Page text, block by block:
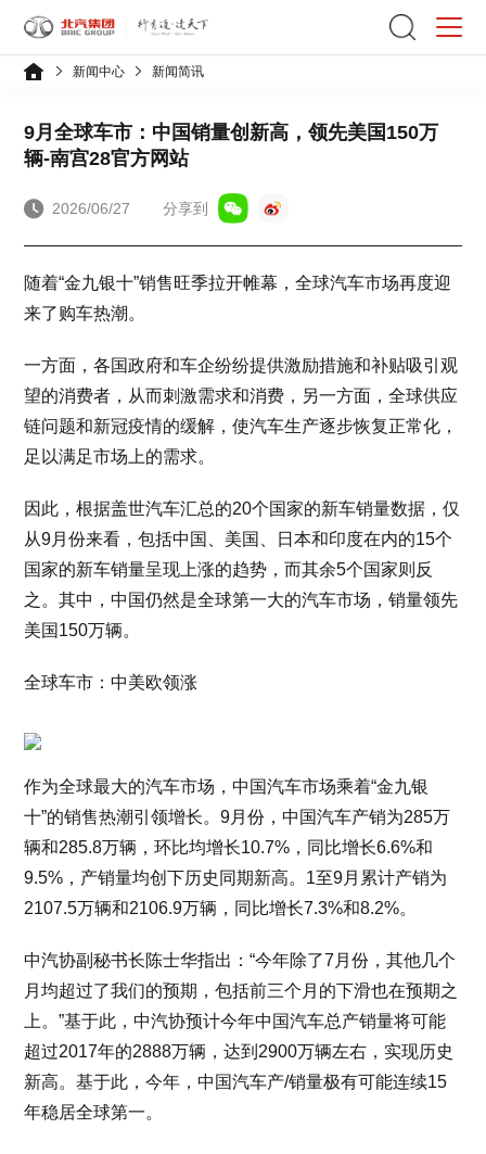
新闻中心 新闻简讯
9月全球车市：中国销量创新高，领先美国150万
辆-南宫28官方网站
2026/06/27 分享到
随着“金九银十”销售旺季拉开帷幕，全球汽车市场再度迎
来了购车热潮。
一方面，各国政府和车企纷纷提供激励措施和补贴吸引观
望的消费者，从而刺激需求和消费，另一方面，全球供应
链问题和新冠疫情的缓解，使汽车生产逐步恢复正常化，
足以满足市场上的需求。
因此，根据盖世汽车汇总的20个国家的新车销量数据，仅
从9月份来看，包括中国、美国、日本和印度在内的15个
国家的新车销量呈现上涨的趋势，而其余5个国家则反
之。其中，中国仍然是全球第一大的汽车市场，销量领先
美国150万辆。
全球车市：中美欧领涨
作为全球最大的汽车市场，中国汽车市场乘着“金九银
十”的销售热潮引领增长。9月份，中国汽车产销为285万
辆和285.8万辆，环比均增长10.7%，同比增长6.6%和
9.5%，产销量均创下历史同期新高。1至9月累计产销为
2107.5万辆和2106.9万辆，同比增长7.3%和8.2%。
中汽协副秘书长陈士华指出：“今年除了7月份，其他几个
月均超过了我们的预期，包括前三个月的下滑也在预期之
上。”基于此，中汽协预计今年中国汽车总产销量将可能
超过2017年的2888万辆，达到2900万辆左右，实现历史
新高。基于此，今年，中国汽车产/销量极有可能连续15
年稳居全球第一。